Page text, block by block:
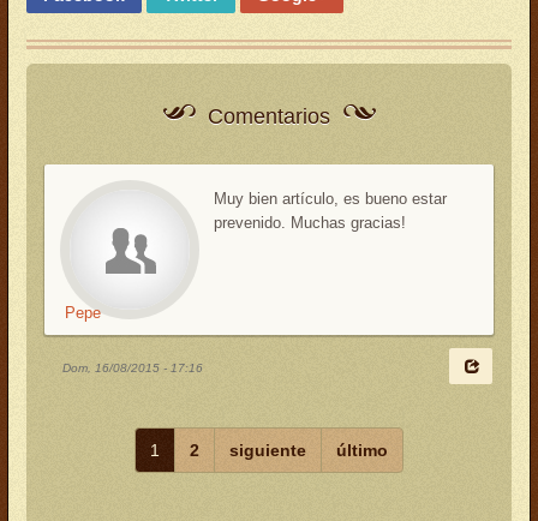
Comentarios
Pepe
Muy bien artículo, es bueno estar
prevenido. Muchas gracias!
Dom, 16/08/2015 - 17:16
1 2 siguiente último